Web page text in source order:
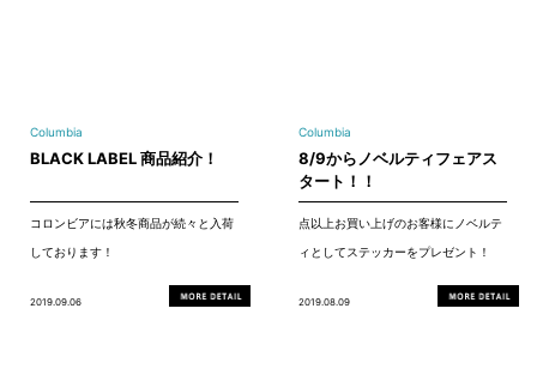
Columbia
BLACK LABEL 商品紹介！
コロンビアには秋冬商品が続々と入荷
しております！
2019.09.06
Columbia
8/9からノベルティフェアス
タート！！
点以上お買い上げのお客様にノベルテ
ィとしてステッカーをプレゼント！
2019.08.09